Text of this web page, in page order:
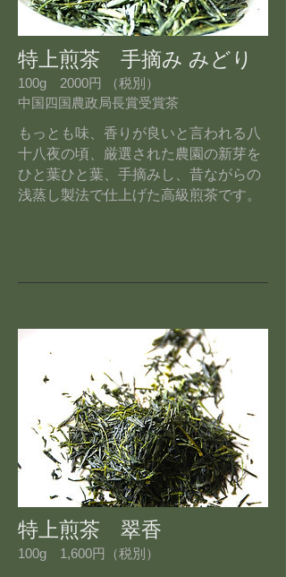
特上煎茶 手摘み みどり
100g 2000円 （税別）
中国四国農政局長賞受賞茶
もっとも味、香りが良いと言われる八
十八夜の頃、厳選された農園の新芽を
ひと葉ひと葉、手摘みし、昔ながらの
浅蒸し製法で仕上げた高級煎茶です。
特上煎茶 翠香
100g 1,600円（税別）